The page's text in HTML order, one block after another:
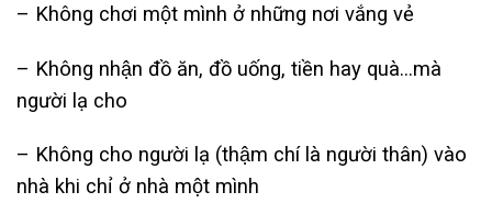
– Không chơi một mình ở những nơi vắng vẻ
– Không nhận đồ ăn, đồ uống, tiền hay quà…mà
người lạ cho
– Không cho người lạ (thậm chí là người thân) vào
nhà khi chỉ ở nhà một mình